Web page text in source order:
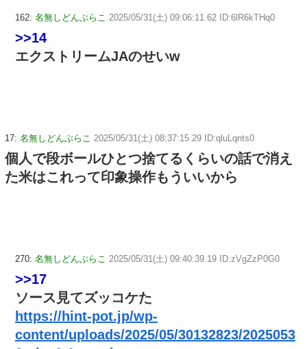
162: 名無しどんぶらこ 2025/05/31(土) 09:06:11.62 ID:6lR6kTHq0
>>14
エクストリームJAのせいw
17: 名無しどんぶらこ 2025/05/31(土) 08:37:15.29 ID:qluLqnts0
個人で段ボールひとつ捨てるくらいの話で消え
た米はこれって印象操作もういいから
270: 名無しどんぶらこ 2025/05/31(土) 09:40:39.19 ID:zVgZzP0G0
>>17
ソース見てズッコケた
https://hint-pot.jp/wp-
content/uploads/2025/05/30132823/2025053